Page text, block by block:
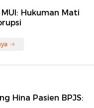
Hukuman Mati
Hina Pasien BPJS: